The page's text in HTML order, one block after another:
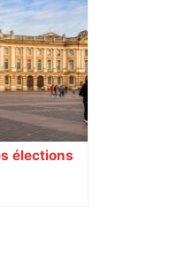
élections